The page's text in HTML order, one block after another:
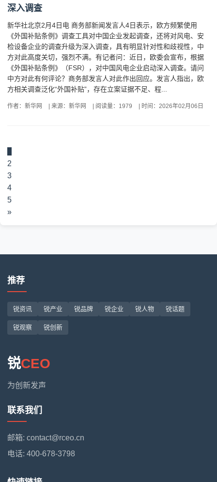
深入调查
新华社北京2月4日电 商务部新闻发言人4日表示，欧方频繁使用
《外国补贴条例》调查工具对中国企业发起调查，还将对风电、安
检设备企业的调查升级为深入调查，具有明显针对性和歧视性，中
方对此高度关切，强烈不满。有记者问：近日，欧委会宣布，根据
《外国补贴条例》（FSR），对中国风电企业启动深入调查。请问
中方对此有何评论？商务部发言人对此作出回应。发言人指出，欧
方相关调查泛化“外国补贴”，存在立案证据不足、程...
作者：新华网 来源：新华网 阅读量：1979 时间：2026年02月06日
2
3
4
5
»
推荐
锐资讯 锐产业 锐品牌 锐企业 锐人物 锐话题
锐观察 锐创新
锐CEO
为创新发声
联系我们
邮箱: contact@rceo.cn
电话: 400-678-3798